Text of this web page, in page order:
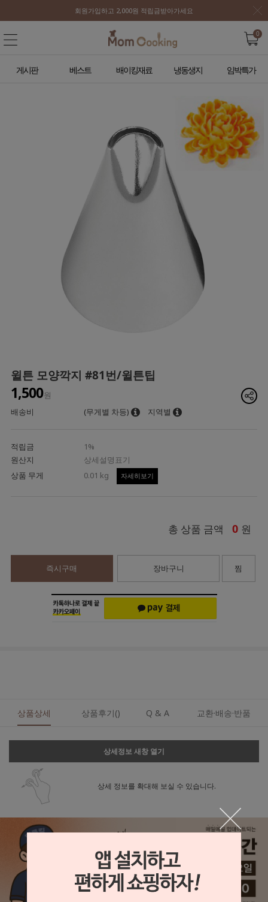
회원가입하고 2,000원 적립금받아가세요
0
게시판 베스트 배이킹재료 냉동생지 임박특가
윌튼 모양깍지 #81번/윌튼팁
1,500원
배송비
(무게별 차등) 지역별
적립금
1%
원산지
상세설명표기
상품 무게
0.01 kg 자세히보기
총 상품 금액 0 원
즉시구매 장바구니 찜
상품상세 상품후기() Q & A 교환·배송·반품
상세정보 새창 열기
상세 정보를 확대해 보실 수 있습니다.